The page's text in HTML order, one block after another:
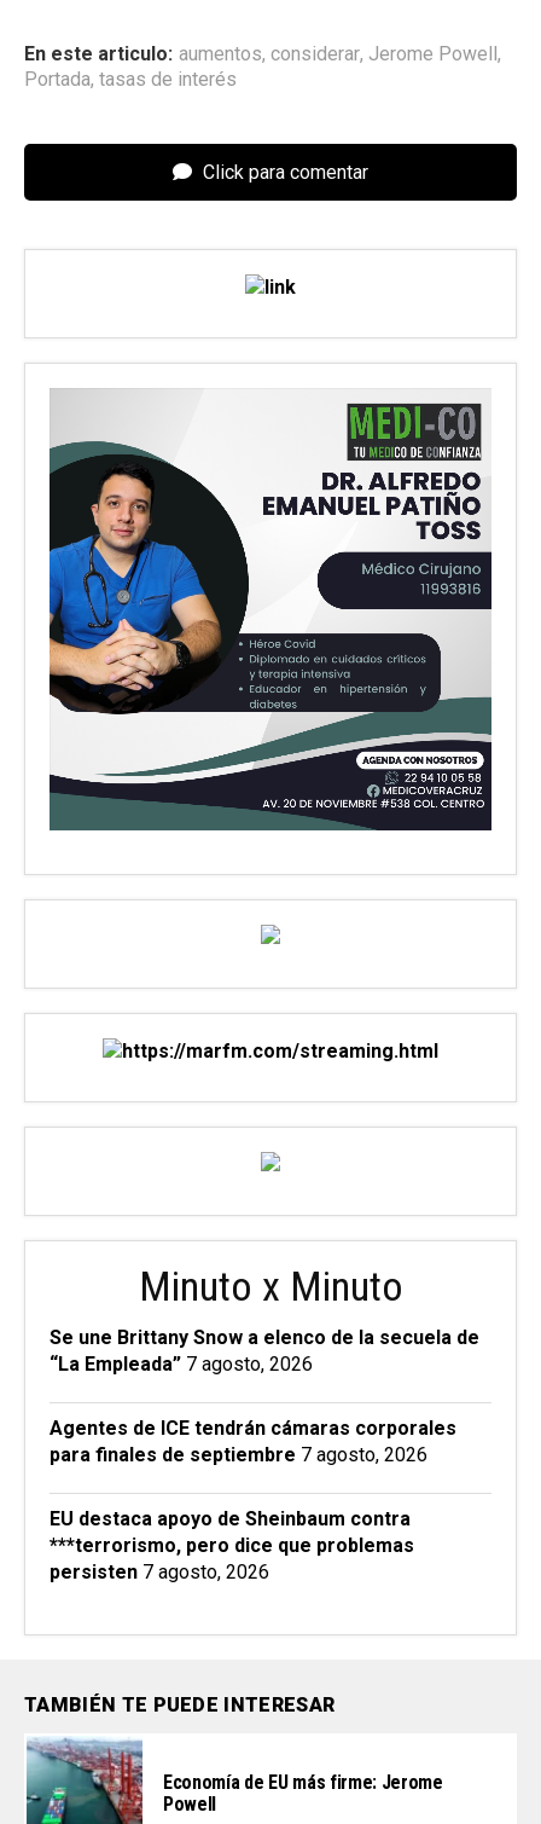
En este articulo: aumentos, considerar, Jerome Powell ,
Portada, tasas de interés
Click para comentar
Minuto x Minuto
Se une Brittany Snow a elenco de la secuela de
“La Empleada” 7 agosto, 2026
Agentes de ICE tendrán cámaras corporales
para finales de septiembre 7 agosto, 2026
EU destaca apoyo de Sheinbaum contra
***terrorismo, pero dice que problemas
persisten 7 agosto, 2026
TAMBIÉN TE PUEDE INTERESAR
Economía de EU más firme: Jerome
Powell